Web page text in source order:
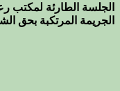
الجلسة الطارئة لمكتب
الجريمة المرتكبة بحق